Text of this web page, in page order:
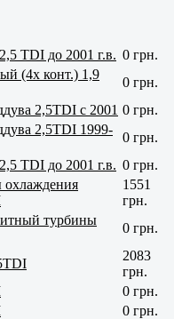
TDI до 2001 г.в. 0 грн.
(4х конт.) 1,9
0 грн.
2,5TDI с 2001 0 грн.
2,5TDI 1999-
0 грн.
TDI до 2001 г.в. 0 грн.
охлаждения
1551
грн.
турбины
0 грн.
2083
грн.
0 грн.
0 грн.